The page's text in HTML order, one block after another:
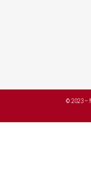
© 2023 –